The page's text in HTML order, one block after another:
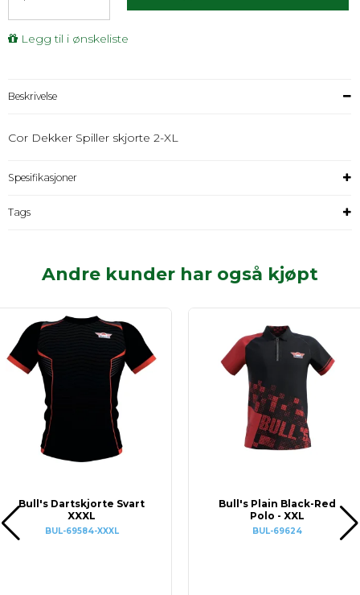
Legg til i ønskeliste
Beskrivelse
Cor Dekker Spiller skjorte 2-XL
Spesifikasjoner
Tags
Andre kunder har også kjøpt
Bull's Dartskjorte Svart
XXXL
BUL-69584-XXXL
Bull's Plain Black-Red
Polo - XXL
BUL-69624